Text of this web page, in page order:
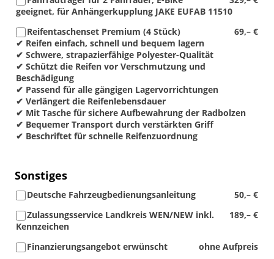
geeignet, für Anhängerkupplung JAKE EUFAB 11510
69,– €
Reifentaschenset Premium (4 Stück)
✔ Reifen einfach, schnell und bequem lagern
✔ Schwere, strapazierfähige Polyester-Qualität
✔ Schützt die Reifen vor Verschmutzung und
Beschädigung
✔ Passend für alle gängigen Lagervorrichtungen
✔ Verlängert die Reifenlebensdauer
✔ Mit Tasche für sichere Aufbewahrung der Radbolzen
✔ Bequemer Transport durch verstärkten Griff
✔ Beschriftet für schnelle Reifenzuordnung
Sonstiges
50,– €
Deutsche Fahrzeugbedienungsanleitung
189,– €
Zulassungsservice Landkreis WEN/NEW inkl.
Kennzeichen
ohne Aufpreis
Finanzierungsangebot erwünscht